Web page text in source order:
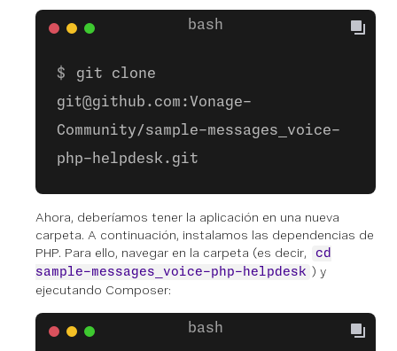
git clone
git@github.com:Vonage-
Community/sample-messages_voice-
php-helpdesk.git
Ahora, deberíamos tener la aplicación en una nueva
carpeta. A continuación, instalamos las dependencias de
PHP. Para ello, navegar en la carpeta (es decir,
cd
sample-messages_voice-php-helpdesk ) y
ejecutando Composer: